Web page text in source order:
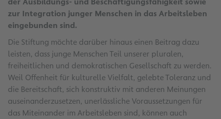
zur Integration junger Menschen in das Arbeitsleben
eingebunden sind.
Die Stiftung möchte darüber hinaus einen Beitrag dazu
leisten, dass junge Menschen Teil unserer pluralen,
freiheitlichen und demokratischen Gesellschaft zu werden.
Weil Offenheit für kulturelle Vielfalt, gelebte Toleranz und
die Bereitschaft, sich konstruktiv mit anderen Meinungen
auseinanderzusetzen, unerlässliche Voraussetzungen für
das Miteinander im Arbeitsleben sind, können auch